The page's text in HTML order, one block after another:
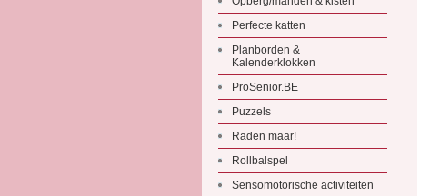
Perfecte katten
Planborden &
Kalenderklokken
ProSenior.BE
Puzzels
Raden maar!
Rollbalspel
Sensomotorische activiteiten